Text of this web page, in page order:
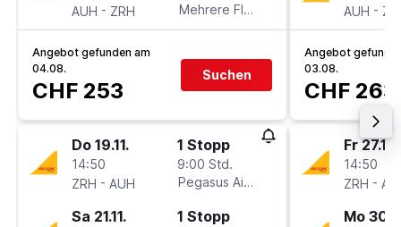
AUH - ZRH
Mehrere Fluglinien
Angebot gefunden am
04.08.
CHF 253
Suchen
Do 19.11.
14:50
ZRH - AUH
1 Stopp
9:00 Std.
Pegasus Airlines
Sa 21.11. 1 Stopp
AUH -
Angebot
03.08.
CHF 263
Fr 27.11.
14:50
ZRH -
Mo